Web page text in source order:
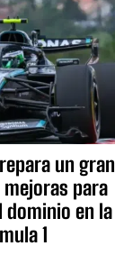
un gran
para
dominio en la
1